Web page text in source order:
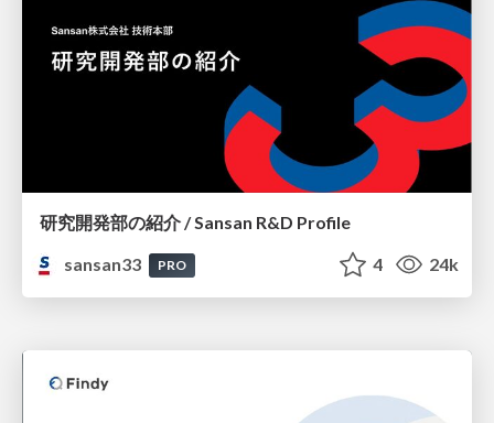
研究開発部の紹介 / Sansan R&D Profile
sansan33
PRO 4 24k